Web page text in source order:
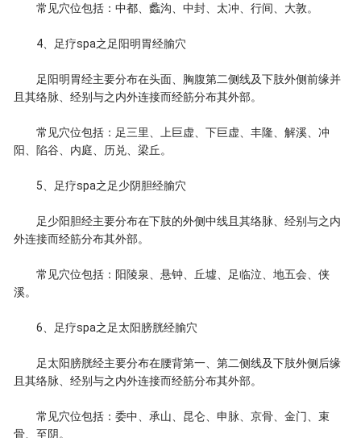
常见穴位包括：中都、蠡沟、中封、太冲、行间、大敦。
4、足疗spa之足阳明胃经腧穴
足阳明胃经主要分布在头面、胸腹第二侧线及下肢外侧前缘并
且其络脉、经别与之内外连接而经筋分布其外部。
常见穴位包括：足三里、上巨虚、下巨虚、丰隆、解溪、冲
阳、陷谷、内庭、历兑、梁丘。
5、足疗spa之足少阴胆经腧穴
足少阳胆经主要分布在下肢的外侧中线且其络脉、经别与之内
外连接而经筋分布其外部。
常见穴位包括：阳陵泉、悬钟、丘墟、足临泣、地五会、侠
溪。
6、足疗spa之足太阳膀胱经腧穴
足太阳膀胱经主要分布在腰背第一、第二侧线及下肢外侧后缘
且其络脉、经别与之内外连接而经筋分布其外部。
常见穴位包括：委中、承山、昆仑、申脉、京骨、金门、束
骨、至阴。